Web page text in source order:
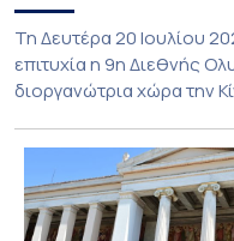
Τη Δευτέρα 20 Ιουλίου
επιτυχία η 9η Διεθνής
διοργανώτρια χώρα την
παρουσία αποστολές
νέο ρεκόρ συμμετοχών.
για 8η συνεχόμενη